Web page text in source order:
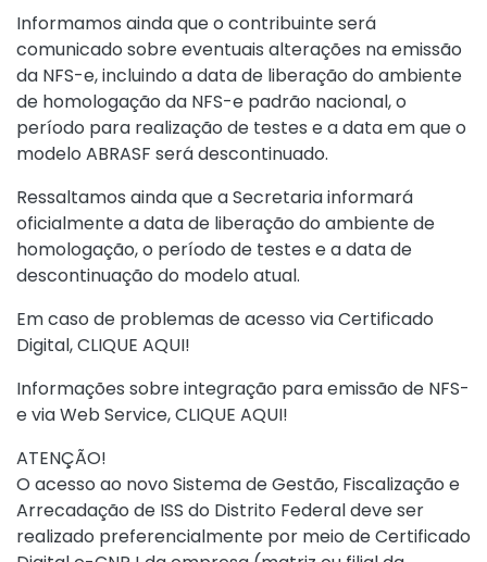
Informamos ainda que o contribuinte será
comunicado sobre eventuais alterações na emissão
da NFS-e, incluindo a data de liberação do ambiente
de homologação da NFS-e padrão nacional, o
período para realização de testes e a data em que o
modelo ABRASF será descontinuado.
Ressaltamos ainda que a Secretaria informará
oficialmente a data de liberação do ambiente de
homologação, o período de testes e a data de
descontinuação do modelo atual.
Em caso de problemas de acesso via Certificado
Digital,CLIQUE AQUI!
Informações sobre integração para emissão de NFS-
e via Web Service,CLIQUE AQUI!
ATENÇÃO!
O acesso ao novo Sistema de Gestão, Fiscalização e
Arrecadação de ISS do Distrito Federal deve ser
realizado preferencialmente por meio de Certificado